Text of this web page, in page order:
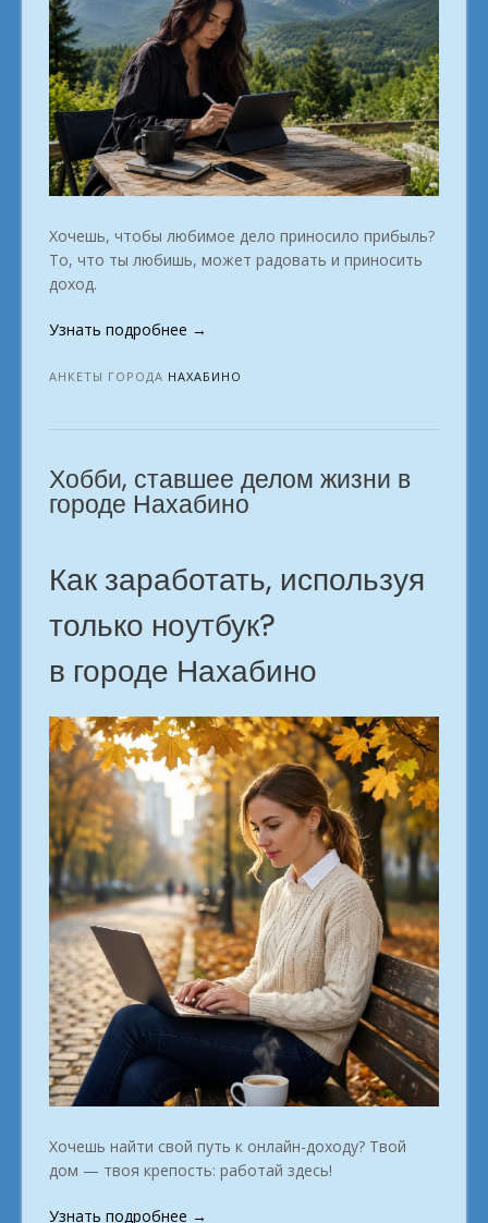
Хочешь, чтобы любимое дело приносило прибыль?
То, что ты любишь, может радовать и приносить
доход.
Узнать подробнее «Удалёнка:
новичка
профи.
Нахабино»
→
АНКЕТЫ ГОРОДА НАХАБИНО
Хобби, ставшее делом жизни в
городе Нахабино
Как заработать, используя
только ноутбук?
в городе Нахабино
Хочешь найти свой путь к онлайн-доходу? Твой
дом — твоя крепость: работай здесь!
Узнать подробнее «Хобби,
→